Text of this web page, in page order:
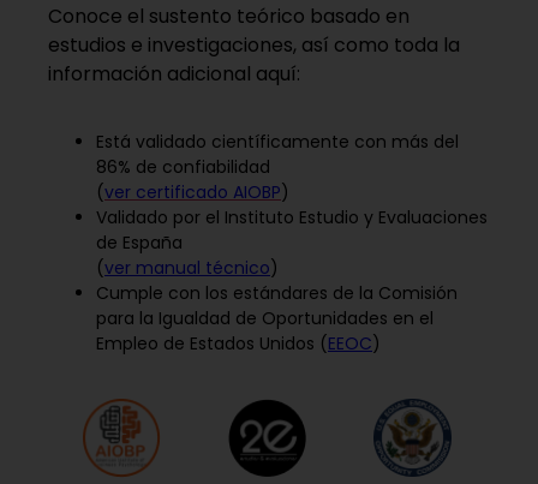
Conoce el sustento teórico basado en
estudios e investigaciones, así como toda la
información adicional aquí:
Está validado científicamente con más del
86% de confiabilidad
(ver certificado AIOBP)
Validado por el Instituto Estudio y Evaluaciones
de España
(ver manual técnico)
Cumple con los estándares de la Comisión
para la Igualdad de Oportunidades en el
Empleo de Estados Unidos (EEOC)